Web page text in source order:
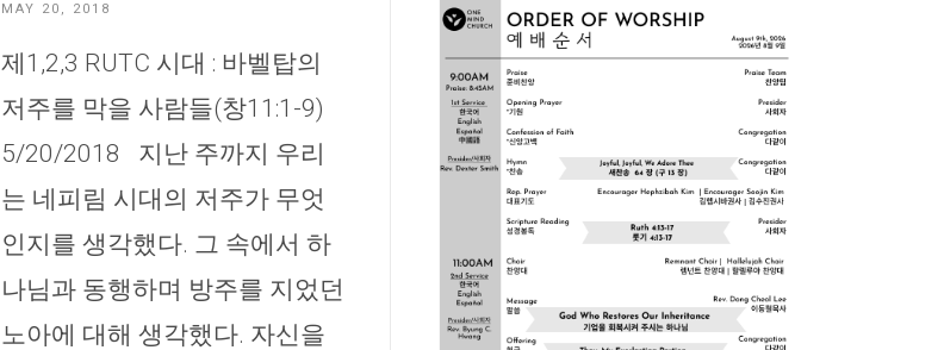
MAY 20, 2018
제1,2,3 RUTC 시대 : 바벨탑의
저주를 막을 사람들(창11:1-9)
5/20/2018 지난 주까지 우리
는 네피림 시대의 저주가 무엇
인지를 생각했다. 그 속에서 하
나님과 동행하며 방주를 지었던
노아에 대해 생각했다. 자신을